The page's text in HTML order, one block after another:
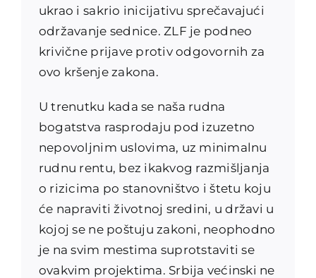
ukrao i sakrio inicijativu sprečavajući
održavanje sednice. ZLF je podneo
krivične prijave protiv odgovornih za
ovo kršenje zakona.
U trenutku kada se naša rudna
bogatstva rasprodaju pod izuzetno
nepovoljnim uslovima, uz minimalnu
rudnu rentu, bez ikakvog razmišljanja
o rizicima po stanovništvo i štetu koju
će napraviti životnoj sredini, u državi u
kojoj se ne poštuju zakoni, neophodno
je na svim mestima suprotstaviti se
ovakvim projektima. Srbija većinski ne